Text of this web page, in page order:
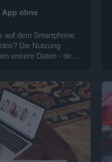
App ohne
auf dem Smartphone.
Die Nutzung
unsere Daten - denn
eigenen Daten auch
bleiben...